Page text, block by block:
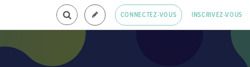
CONNECTEZ-VOUS INSCRIVEZ-VOUS